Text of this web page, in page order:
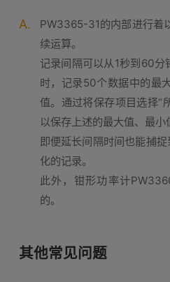
A.
PW3365-31的内部进行着
续运算。
记录间隔可以从1秒到60
时，记录50个数据中的最
值。通过将保存项目选择“
以保存上述的最大值、最小
即便延长间隔时间也能捕
化的记录。
此外，钳形功率计
的。
其他常见问题